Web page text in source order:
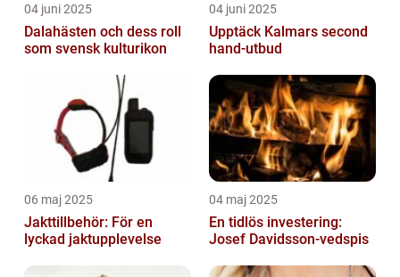
04 juni 2025
Dalahästen och dess roll
som svensk kulturikon
04 juni 2025
Upptäck Kalmars second
hand-utbud
06 maj 2025
Jakttillbehör: För en
lyckad jaktupplevelse
04 maj 2025
En tidlös investering:
Josef Davidsson-vedspis